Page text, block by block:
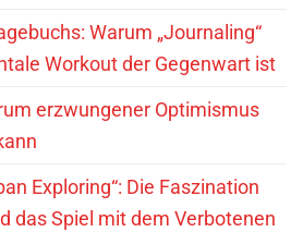
Warum „Journaling“
Workout der Gegenwart ist
erzwungener Optimismus
Exploring“: Die Faszination
das Spiel mit dem Verbotenen